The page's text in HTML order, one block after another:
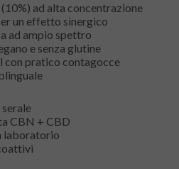
ad alta concentrazione
un effetto sinergico
ad ampio spettro
e senza glutine
con pratico contagocce
CBN + CBD
laboratorio